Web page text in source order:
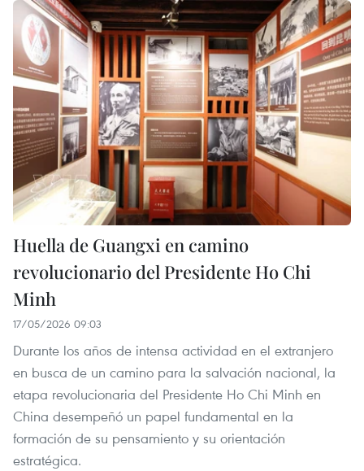
Huella de Guangxi en camino
revolucionario del Presidente Ho Chi
Minh
17/05/2026 09:03
Durante los años de intensa actividad en el extranjero
en busca de un camino para la salvación nacional, la
etapa revolucionaria del Presidente Ho Chi Minh en
China desempeñó un papel fundamental en la
formación de su pensamiento y su orientación
estratégica.